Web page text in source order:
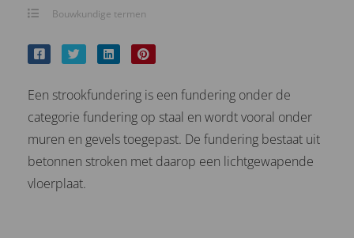
Bouwkundige termen
Een strookfundering is een fundering onder de
categorie fundering op staal en wordt vooral onder
muren en gevels toegepast. De fundering bestaat uit
betonnen stroken met daarop een lichtgewapende
vloerplaat.